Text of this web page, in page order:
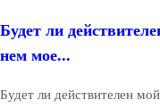
Будет ли
нем мое...
Будет ли действителен